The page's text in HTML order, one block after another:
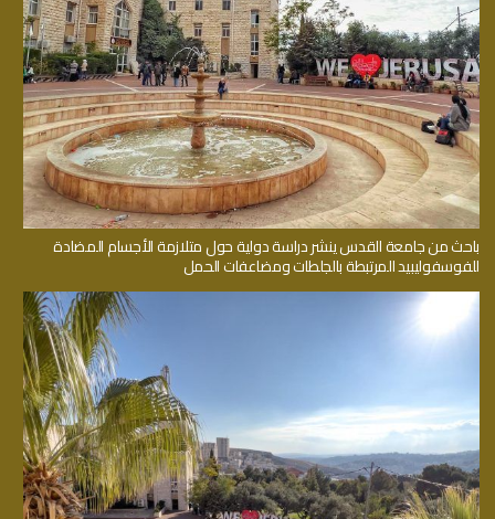
باحث من جامعة القدس ينشر دراسة دولية حول متلازمة الأجسام المضادة
للفوسفوليبيد المرتبطة بالجلطات ومضاعفات الحمل